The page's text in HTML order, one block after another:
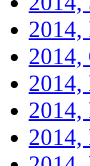
2014,
2014,
2014,
2014,
2014,